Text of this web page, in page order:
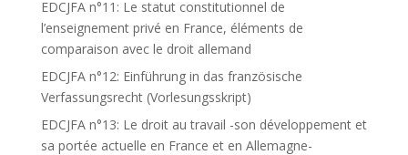
EDCJFA n°11: Le statut constitutionnel de
l’enseignement privé en France, éléments de
comparaison avec le droit allemand
EDCJFA n°12: Einführung in das französische
Verfassungsrecht (Vorlesungsskript)
EDCJFA n°13: Le droit au travail -son développement et
sa portée actuelle en France et en Allemagne-